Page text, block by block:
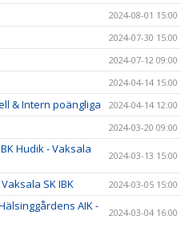
2024-08-01 15:00
2024-07-30 15:00
2024-07-12 09:00
2024-04-14 15:00
& Intern poängliga 2024-04-14 12:00
2024-03-20 09:00
Hudik - Vaksala
2024-03-13 15:00
SK IBK 2024-03-05 15:00
AIK -
2024-03-04 16:00